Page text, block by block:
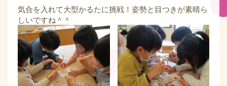
気合を入れて大型かるたに挑戦！姿勢と目つきが素晴ら
しいですね＾＾